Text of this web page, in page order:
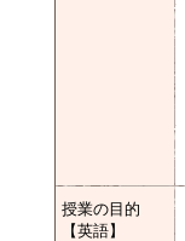
授業の目的
【英語】